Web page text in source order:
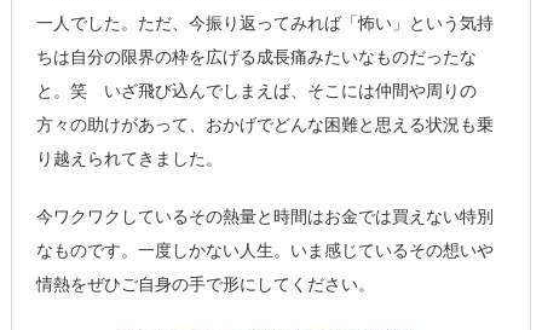
一人でした。ただ、今振り返ってみれば「怖い」という気持
ちは自分の限界の枠を広げる成長痛みたいなものだったな
と。笑 いざ飛び込んでしまえば、そこには仲間や周りの
方々の助けがあって、おかげでどんな困難と思える状況も乗
り越えられてきました。
今ワクワクしているその熱量と時間はお金では買えない特別
なものです。一度しかない人生。いま感じているその想いや
情熱をぜひご自身の手で形にしてください。